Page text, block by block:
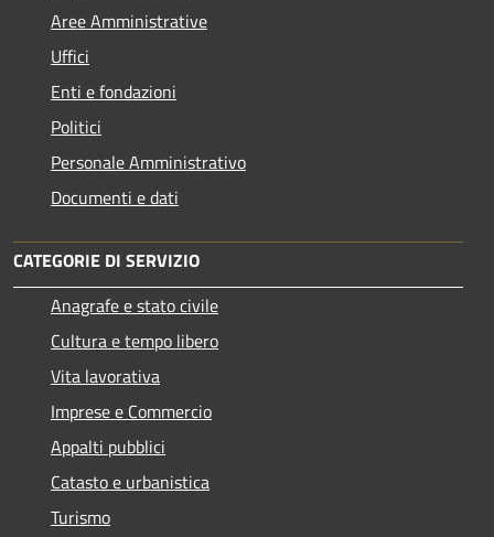
Aree Amministrative
Uffici
Enti e fondazioni
Politici
Personale Amministrativo
Documenti e dati
CATEGORIE DI SERVIZIO
Anagrafe e stato civile
Cultura e tempo libero
Vita lavorativa
Imprese e Commercio
Appalti pubblici
Catasto e urbanistica
Turismo